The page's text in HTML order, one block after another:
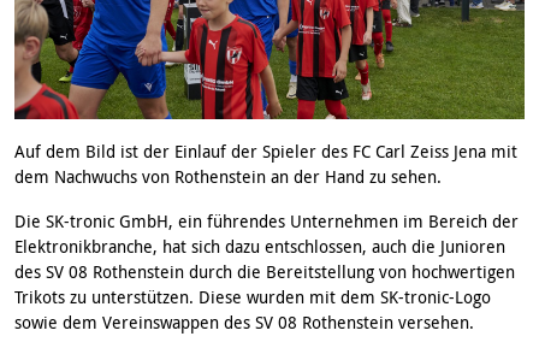
Auf dem Bild ist der Einlauf der Spieler des FC Carl Zeiss Jena mit
dem Nachwuchs von Rothenstein an der Hand zu sehen.
Die SK-tronic GmbH, ein führendes Unternehmen im Bereich der
Elektronikbranche, hat sich dazu entschlossen, auch die Junioren
des SV 08 Rothenstein durch die Bereitstellung von hochwertigen
Trikots zu unterstützen. Diese wurden mit dem SK-tronic-Logo
sowie dem Vereinswappen des SV 08 Rothenstein versehen.